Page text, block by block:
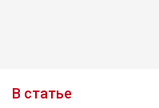
В статье